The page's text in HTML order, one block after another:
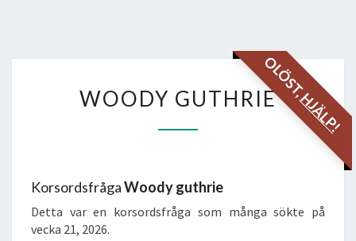
OLÖST,
HJÄLP!
GUTHRIE
WOODY GUTHRIE
KorsordsfrågaWoody guthrie
Detta var en korsordsfråga som många sökte på
vecka 21, 2026.